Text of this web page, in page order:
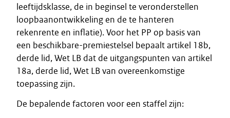
leeftijdsklasse, de in beginsel te veronderstellen
loopbaanontwikkeling en de te hanteren
rekenrente en inflatie). Voor het PP op basis van
een beschikbare-premiestelsel bepaalt artikel 18b,
derde lid, Wet LB dat de uitgangspunten van artikel
18a, derde lid, Wet LB van overeenkomstige
toepassing zijn.
De bepalende factoren voor een staffel zijn: